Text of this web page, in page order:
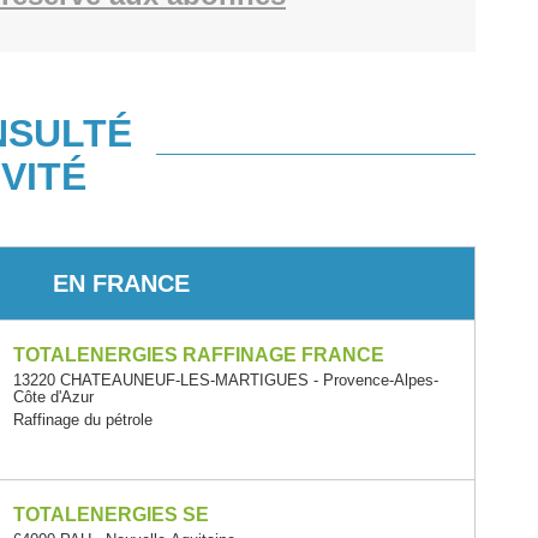
EN FRANCE
TOTALENERGIES RAFFINAGE FRANCE
13220 CHATEAUNEUF-LES-MARTIGUES - Provence-Alpes-
Côte d'Azur
Raffinage du pétrole
TOTALENERGIES SE